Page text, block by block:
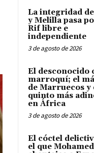
La integridad
y Melilla pasa
Rif libre e
independiente
3 de agosto de 2026
El desconocido
marroquí; el
de Marruecos y
quinto más
en África
3 de agosto de 2026
El cóctel
el que